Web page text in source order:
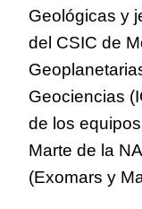
Geológicas y
del CSIC de
Geociencias
de los
Marte de la
(Exomars y